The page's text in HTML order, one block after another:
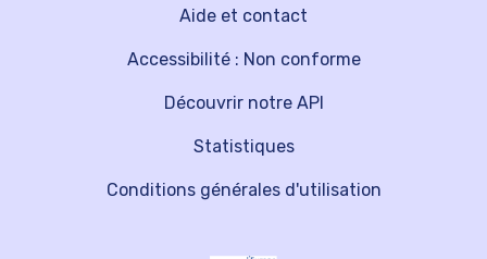
Découvrir notre API
Aide et contact
Statistiques
Accessibilité : Non conforme
Conditions générales d'utilisation